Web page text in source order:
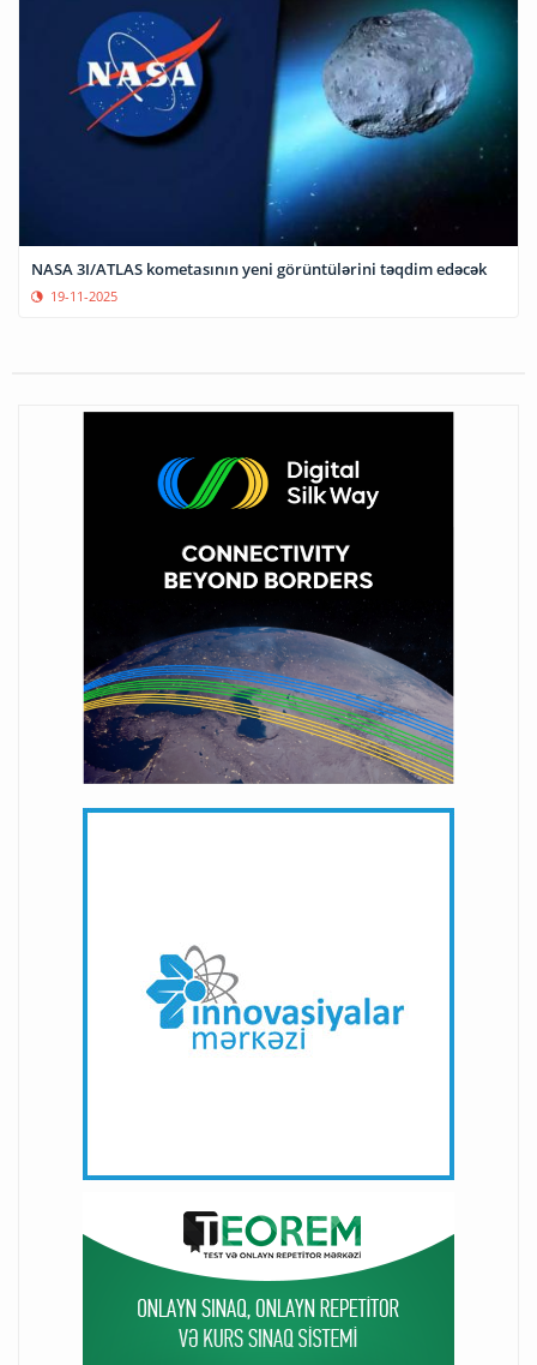
NASA 3I/ATLAS kometasının yeni görüntülərini təqdim edəcək
19-11-2025